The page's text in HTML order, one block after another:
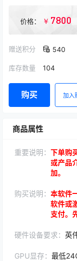
价格： ￥ 7800
赠送积分 540
库存数量 104
购买 加入
商品属性
重要说明： 下单购
或产品
加。
购买说明： 本软件
软件或
支付。
硬件设备要求： 英
GPU显存： 最低